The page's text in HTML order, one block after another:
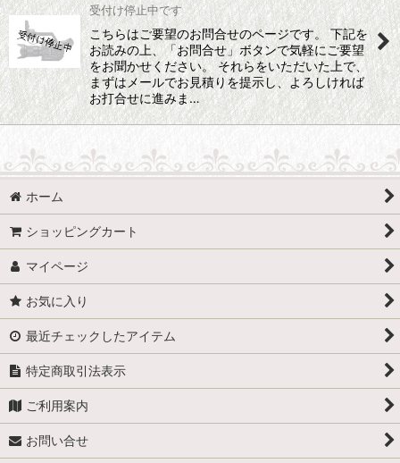
受付け停止中です
こちらはご要望のお問合せのページです。 下記を
お読みの上、「お問合せ」ボタンで気軽にご要望
をお聞かせください。 それらをいただいた上で、
まずはメールでお見積りを提示し、よろしければ
お打合せに進みま…
ホーム
ショッピングカート
マイページ
お気に入り
最近チェックしたアイテム
特定商取引法表示
ご利用案内
お問い合せ